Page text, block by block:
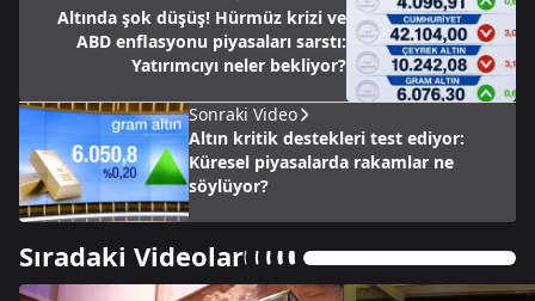
Altında şok düşüş! Hürmüz krizi ve
ABD enflasyonu piyasaları sarstı:
Yatırımcıyı neler bekliyor?
Sonraki Video
Altın kritik destekleri test ediyor:
Küresel piyasalarda rakamlar ne
söylüyor?
Sıradaki Videolar